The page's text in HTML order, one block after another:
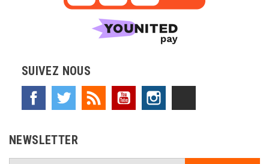
SUIVEZ NOUS
Facebook Twitter Rss YouTube
NEWSLETTER